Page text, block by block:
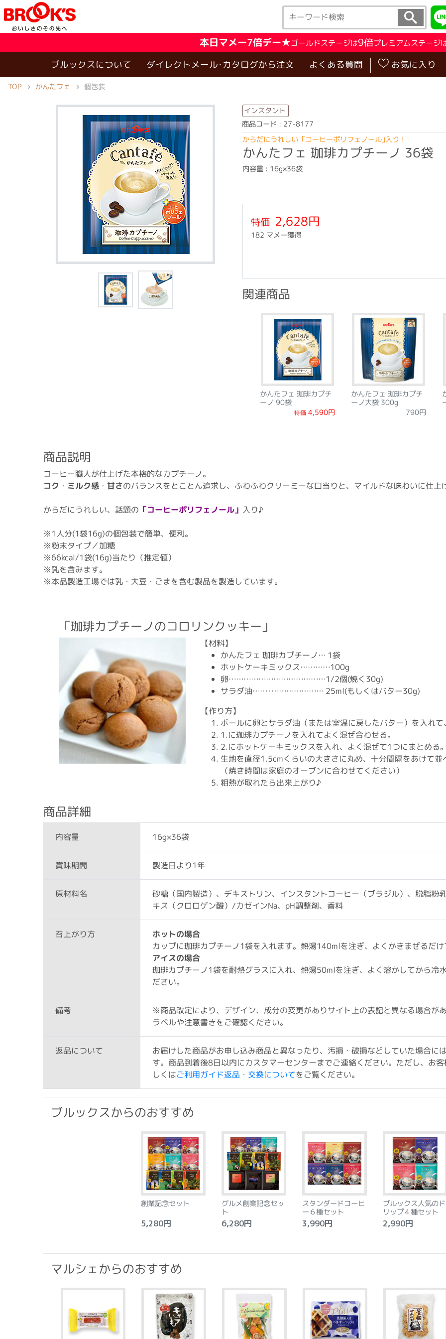
本日マメー7倍デー★ゴールドステージは9倍プレミアムステージ
ブルックスについて ダイレクトメール･カタログから注文 よくある質問 お気に入り
TOP かんたフェ 個包装
インスタント
商品コード : 27-8177
からだにうれしい「コーヒーポリフェノール｣入り！
かんたフェ 珈琲カプチーノ 36袋
内容量 : 16g×36袋
特価 2,628円
182 マメー獲得
関連商品
かんたフェ 珈琲カプチ
ーノ 90袋
特価 4,590円
かんたフェ 珈琲カプチ
ーノ大袋 300g
790円
商品説明
コーヒー職人が仕上げた本格的なカプチーノ。
コク ・ ミルク感 ・甘さのバランスをとことん追求し、ふわふわクリーミーな口当りと、マイルドな味わいに仕上
からだにうれしい、話題の 「コーヒーポリフェノール」 入り♪
※1人分(1袋16g)の個包装で簡単、便利。
※粉末タイプ／加糖
※66kcal/1袋(16g)当たり（推定値）
※乳を含みます。
※本品製造工場では乳・大豆・ごまを含む製品を製造しています。
「珈琲カプチーノのコロリンクッキー」
【材料】
かんたフェ 珈琲カプチーノ… 1袋
ホットケーキミックス…………100g
卵…………………………………1/2個(焼く30g)
サラダ油……･………………… 25ml(もしくはバター30g)
【作り方】
ボールに卵とサラダ油（または室温に戻したバター）を入れて
1.に珈琲カプチーノを入れてよく混ぜ合わせる。
2.にホットケーキミックスを入れ、よく混ぜて1つにまとめる。
生地を直径1.5cmくらいの大きさに丸め、十分間隔をあけて
（焼き時間は家庭のオーブンに合わせてください）
粗熱が取れたら出来上がり♪
商品詳細
内容量 16g×36袋
賞味期間 製造日より1年
原材料名 砂糖（国内製造）、デキストリン、インスタントコーヒー（ブラジル）、脱脂粉
キス（クロロゲン酸）/カゼインNa、pH調整剤、香料
召上がり方 ホットの場合
カップに珈琲カプチーノ1袋を入れます。熱湯140mlを注ぎ、よくかきまぜるだけ
アイスの場合
珈琲カプチーノ1袋を耐熱グラスに入れ、熱湯50mlを注ぎ、よく溶かしてから冷
ださい。
備考 ※商品改定により、デザイン、成分の変更がありサイト上の表記と異なる場合が
ラベルや注意書きをご確認ください。
返品について お届けした商品がお申し込み商品と異なったり、汚損・破損などしていた場合に
す。商品到着後8日以内にカスタマーセンターまでご連絡ください。ただし、お
しくはご利用ガイド返品・交換についてをご覧ください。
ブルックスからのおすすめ
創業記念セット
5,280円
グルメ創業記念セッ
ト
6,280円
スタンダードコーヒ
ー６種セット
3,990円
ブルックス人気のド
リップ４種セット
2,990円
マルシェからのおすすめ